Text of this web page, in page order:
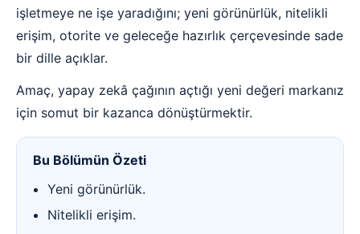
işletmeye ne işe yaradığını; yeni görünürlük, nitelikli
erişim, otorite ve geleceğe hazırlık çerçevesinde sade
bir dille açıklar.
Amaç, yapay zekâ çağının açtığı yeni değeri markanız
için somut bir kazanca dönüştürmektir.
Bu Bölümün Özeti
Yeni görünürlük.
Nitelikli erişim.